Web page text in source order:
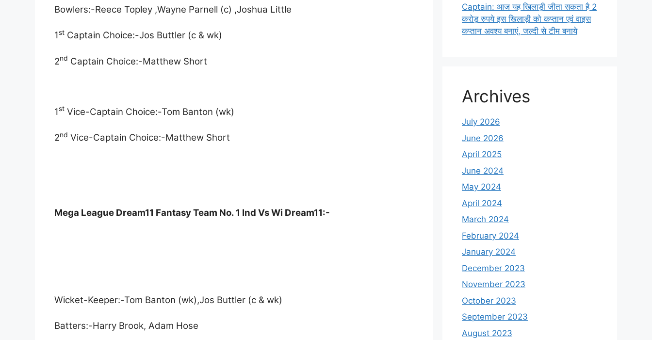
Bowlers:-Reece Topley ,Wayne Parnell (c) ,Joshua Little
1st Captain Choice:-Jos Buttler (c & wk)
2nd Captain Choice:-Matthew Short
1st Vice-Captain Choice:-Tom Banton (wk)
2nd Vice-Captain Choice:-Matthew Short
Mega League Dream11 Fantasy Team No. 1 Ind Vs Wi Dream11:-
Wicket-Keeper:-Tom Banton (wk),Jos Buttler (c & wk)
Batters:-Harry Brook, Adam Hose
Captain: आज यह खिलाड़ी जीता सकता है 2
करोड़ रुपये इस खिलाड़ी को कप्तान एवं वाइस
कप्तान अवश्य बनाएं, जल्दी से टीम बनाये
Archives
July 2026
June 2026
April 2025
June 2024
May 2024
April 2024
March 2024
February 2024
January 2024
December 2023
November 2023
October 2023
September 2023
August 2023